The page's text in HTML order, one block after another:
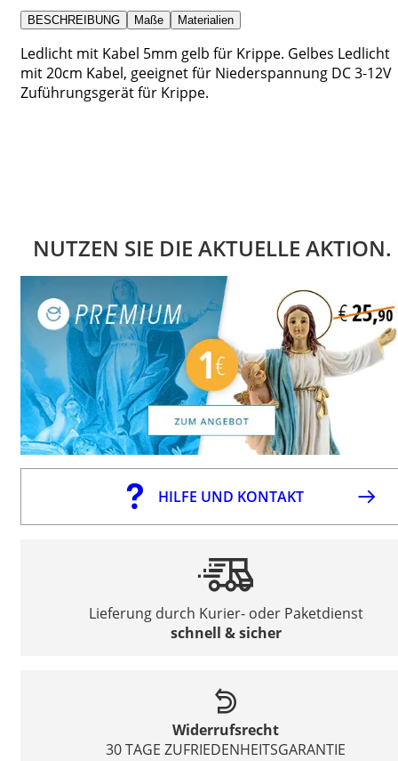
BESCHREIBUNG Maße Materialien
Ledlicht mit Kabel 5mm gelb für Krippe. Gelbes Ledlicht
mit 20cm Kabel, geeignet für Niederspannung DC 3-12V
Zuführungsgerät für Krippe.
NUTZEN SIE DIE AKTUELLE AKTION.
HILFE UND KONTAKT
Lieferung durch Kurier- oder Paketdienst
schnell & sicher
Widerrufsrecht
30 TAGE ZUFRIEDENHEITSGARANTIE